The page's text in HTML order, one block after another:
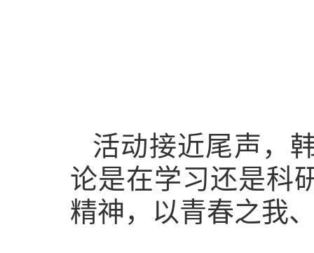
活动接近尾声，
论是在学习还是科
精神，以青春之我